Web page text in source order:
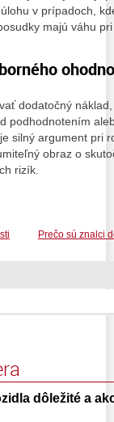
v prípadoch,
majú váhu
dodatočný
podhodnotením
silný argument pri
obraz o
rizík.
Prečo sú znalci
dôležité a